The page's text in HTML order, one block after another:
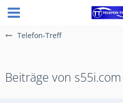
Telefon-Treff
Beiträge von s55i.com